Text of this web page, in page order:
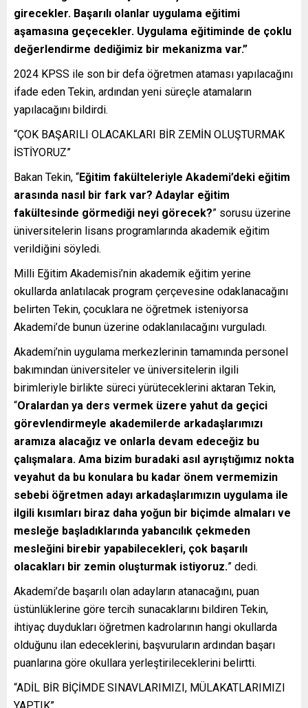
girecekler. Başarılı olanlar uygulama eğitimi
aşamasına geçecekler. Uygulama eğitiminde de çoklu
değerlendirme dediğimiz bir mekanizma var.”
2024 KPSS ile son bir defa öğretmen ataması yapılacağını
ifade eden Tekin, ardından yeni süreçle atamaların
yapılacağını bildirdi.
“ÇOK BAŞARILI OLACAKLARI BİR ZEMİN OLUŞTURMAK
İSTİYORUZ”
Bakan Tekin, “Eğitim fakülteleriyle Akademi’deki eğitim
arasında nasıl bir fark var? Adaylar eğitim
fakültesinde görmediği neyi görecek?” sorusu üzerine
üniversitelerin lisans programlarında akademik eğitim
verildiğini söyledi.
Milli Eğitim Akademisi’nin akademik eğitim yerine
okullarda anlatılacak program çerçevesine odaklanacağını
belirten Tekin, çocuklara ne öğretmek isteniyorsa
Akademi’de bunun üzerine odaklanılacağını vurguladı.
Akademi’nin uygulama merkezlerinin tamamında personel
bakımından üniversiteler ve üniversitelerin ilgili
birimleriyle birlikte süreci yürüteceklerini aktaran Tekin,
“Oralardan ya ders vermek üzere yahut da geçici
görevlendirmeyle akademilerde arkadaşlarımızı
aramıza alacağız ve onlarla devam edeceğiz bu
çalışmalara. Ama bizim buradaki asıl ayrıştığımız nokta
veyahut da bu konulara bu kadar önem vermemizin
sebebi öğretmen adayı arkadaşlarımızın uygulama ile
ilgili kısımları biraz daha yoğun bir biçimde almaları ve
mesleğe başladıklarında yabancılık çekmeden
mesleğini birebir yapabilecekleri, çok başarılı
olacakları bir zemin oluşturmak istiyoruz.” dedi.
Akademi’de başarılı olan adayların atanacağını, puan
üstünlüklerine göre tercih sunacaklarını bildiren Tekin,
ihtiyaç duydukları öğretmen kadrolarının hangi okullarda
olduğunu ilan edeceklerini, başvuruların ardından başarı
puanlarına göre okullara yerleştirileceklerini belirtti.
“ADİL BİR BİÇİMDE SINAVLARIMIZI, MÜLAKATLARIMIZI
YAPTIK”